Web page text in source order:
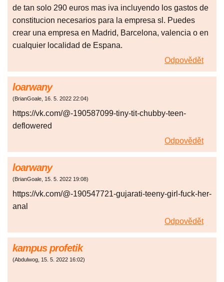
de tan solo 290 euros mas iva incluyendo los gastos de
constitucion necesarios para la empresa sl. Puedes
crear una empresa en Madrid, Barcelona, valencia o en
cualquier localidad de Espana.
Odpovědět
loarwany
(BrianGoale, 16. 5. 2022 22:04)
https://vk.com/@-190587099-tiny-tit-chubby-teen-
deflowered
Odpovědět
loarwany
(BrianGoale, 15. 5. 2022 19:08)
https://vk.com/@-190547721-gujarati-teeny-girl-fuck-her-
anal
Odpovědět
kampus profetik
(Abdulwog, 15. 5. 2022 16:02)